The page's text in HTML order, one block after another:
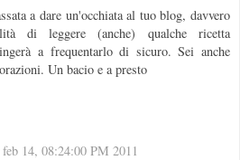
a dare un'occhiata al tuo blog, davvero
di leggere (anche) qualche ricetta
a frequentarlo di sicuro. Sei anche
Un bacio e a presto
14, 08:24:00 PM 2011